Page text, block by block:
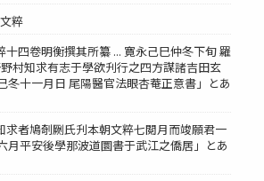
粹
十四卷明衡撰其所纂 ... 寛永己巳仲冬下旬 羅
村知求有志于學欲刋行之四方謀諸吉田玄
冬十一月日 尾陽醫官法眼杏菴正意書」とあ
求者鳩剞劂氏刋本朝文粹七閲月而竣願君一
月平安後學那波道圜書于武江之僑居」とあ